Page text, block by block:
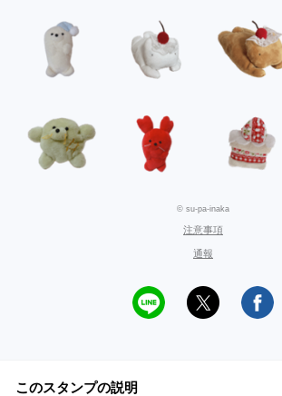
© su-pa-inaka
注意事項
通報
このスタンプの説明